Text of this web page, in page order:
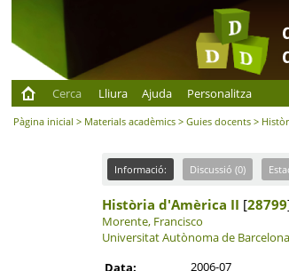
Cerca
Lliura Ajuda Personalitza
Pàgina inicial > Materials acadèmics >Guies docents >
Informació: Discussió (0)
Història d'Amèrica II [28799
Morente, Francisco
Universitat Autònoma de
Data:
2006-07